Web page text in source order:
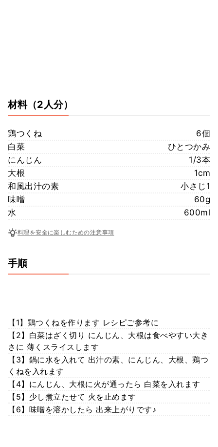
材料（2人分）
鶏つくね
6個
白菜
ひとつかみ
にんじん
1/3本
大根
1cm
和風出汁の素
小さじ1
味噌
60g
水
600ml
料理を安全に楽しむための注意事項
手順
【1】鶏つくねを作ります レシピご参考に
【2】白菜はざく切り にんじん、大根は食べやすい大き
さに 薄くスライスします
【3】鍋に水を入れて 出汁の素、にんじん、大根、鶏つ
くねを入れます
【4】にんじん、大根に火が通ったら 白菜を入れます
【5】少し煮立たせて 火を止めます
【6】味噌を溶かしたら 出来上がりです♪